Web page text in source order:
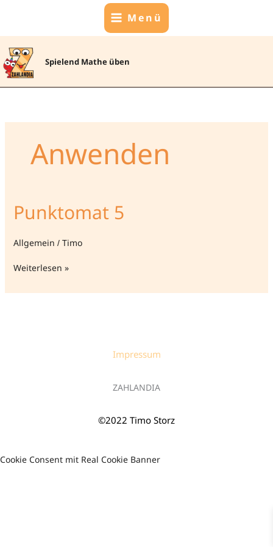
Menü
Spielend Mathe üben
Anwenden
Punktomat 5
Allgemein / Timo
Punktomat
Weiterlesen »
Impressum
ZAHLANDIA
©2022 Timo Storz
Cookie Consent mit Real Cookie Banner